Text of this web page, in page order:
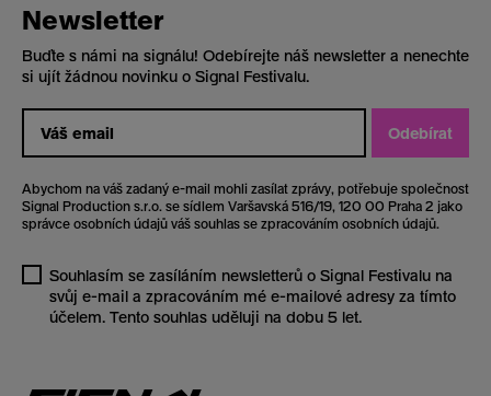
Newsletter
Buďte s námi na signálu! Odebírejte náš newsletter a nenechte
si ujít žádnou novinku o Signal Festivalu.
Odebírat
Abychom na váš zadaný e-mail mohli zasílat zprávy, potřebuje společnost
Signal Production s.r.o. se sídlem Varšavská 516/19, 120 00 Praha 2 jako
správce osobních údajů váš souhlas se zpracováním osobních údajů.
Souhlasím se zasíláním newsletterů o Signal Festivalu na
svůj e-mail a zpracováním mé e-mailové adresy za tímto
účelem. Tento souhlas uděluji na dobu 5 let.